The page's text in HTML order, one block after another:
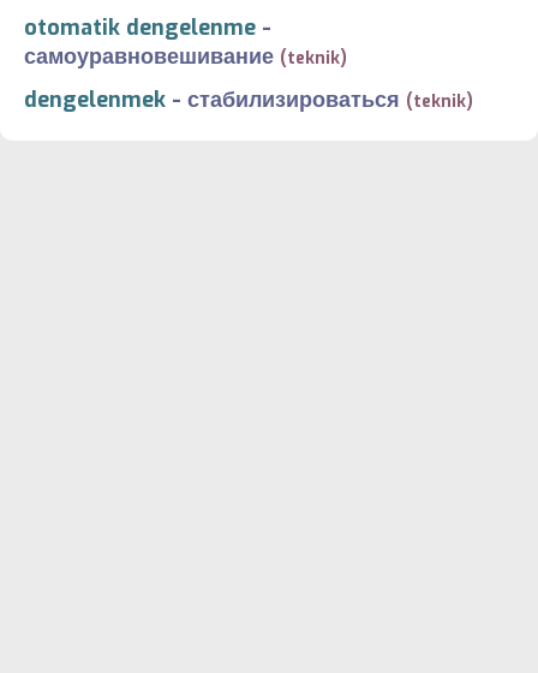
otomatik dengelenme -
самоуравновешивание (teknik)
dengelenmek - стабилизироваться (teknik)